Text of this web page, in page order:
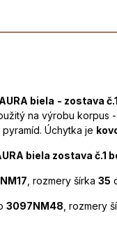
biela - zostava
na výrobu korpus
Úchytka je
biela zostava č.1
, rozmery šírka 35
3097NM48 , rozmery